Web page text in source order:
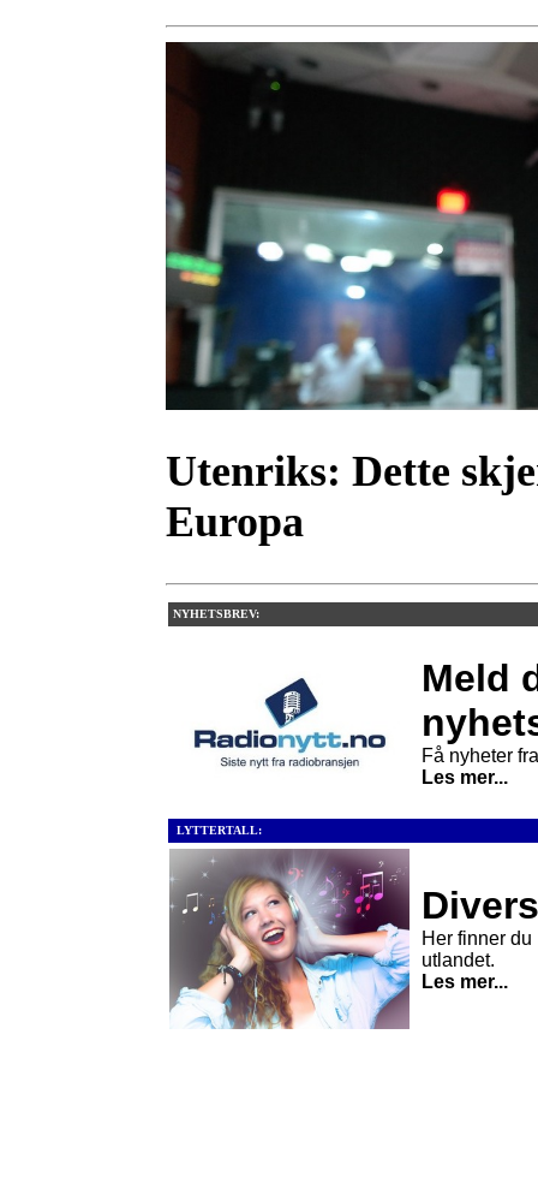
Utenriks: Dette
Europa
NYHETSBREV:
Meld
Få nyheter
Les mer...
LYTTERTALL:
Her finner
utlandet.
Les mer...